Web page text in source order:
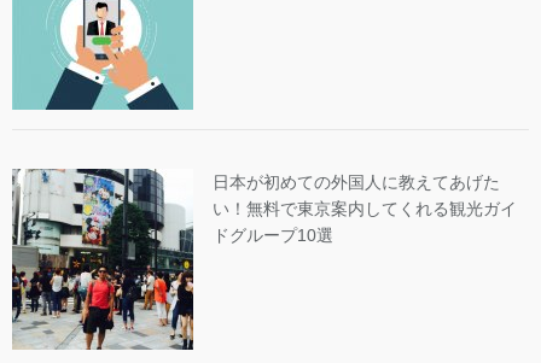
日本が初めての外国人に教えてあげた
い！無料で東京案内してくれる観光ガイ
ドグループ10選